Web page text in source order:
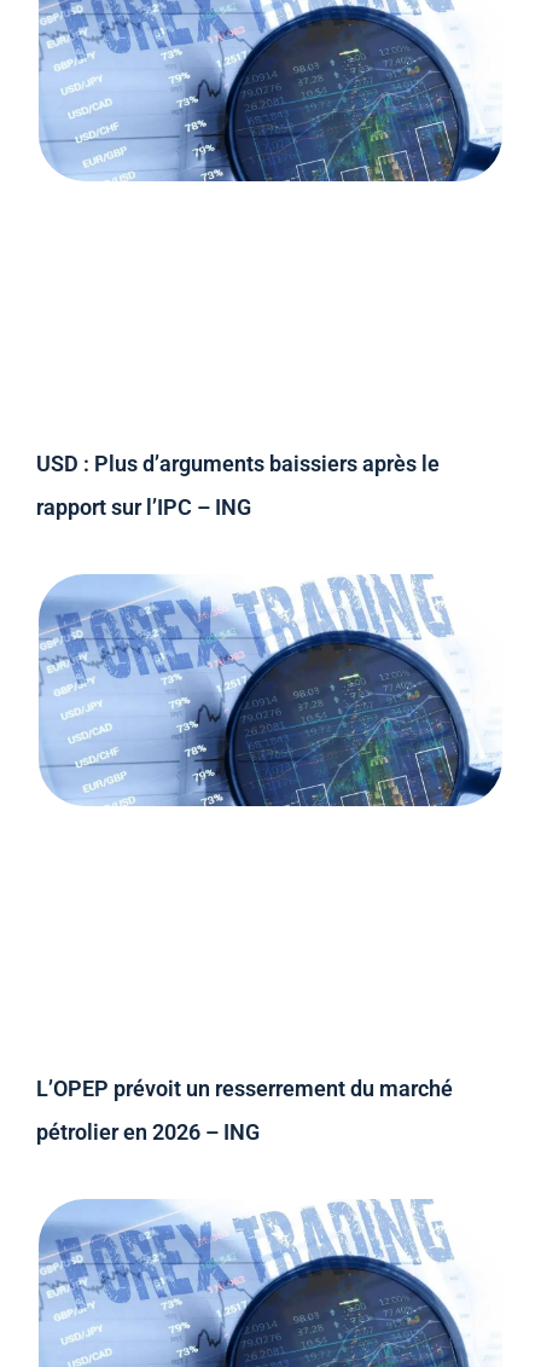
USD : Plus d’arguments baissiers après le
rapport sur l’IPC – ING
L’OPEP prévoit un resserrement du marché
pétrolier en 2026 – ING